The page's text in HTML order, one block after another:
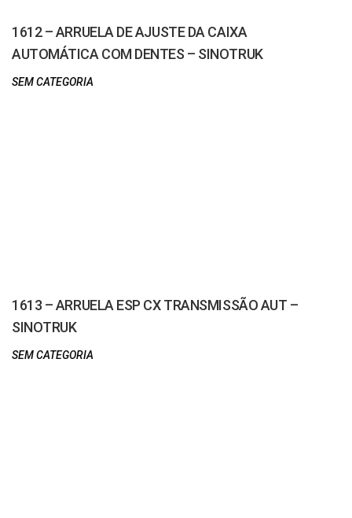
1612 – ARRUELA DE AJUSTE DA CAIXA
AUTOMÁTICA COM DENTES – SINOTRUK
SEM CATEGORIA
1613 – ARRUELA ESP CX TRANSMISSÃO AUT –
SINOTRUK
SEM CATEGORIA